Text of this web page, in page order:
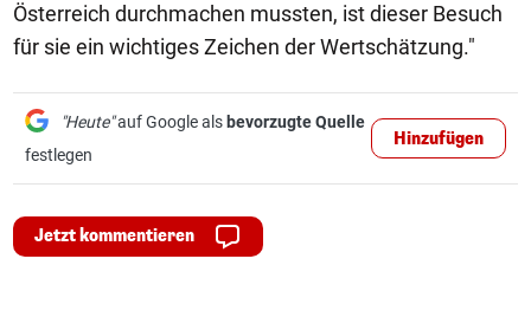
Österreich durchmachen mussten, ist dieser Besuch
für sie ein wichtiges Zeichen der Wertschätzung."
"Heute"auf Google als bevorzugte Quelle
festlegen
Hinzufügen
Jetzt kommentieren